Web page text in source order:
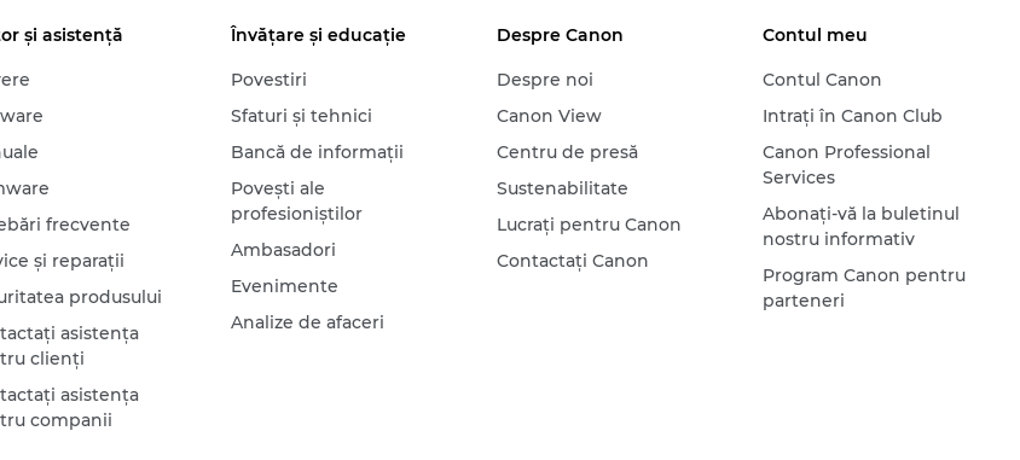
şi asistenţă
frecvente
şi reparaţii
produsului
asistenţa
clienţi
asistenţa
companii
Învăţare şi educaţie
Povestiri
Sfaturi şi tehnici
Bancă de informaţii
Poveşti ale
profesioniştilor
Ambasadori
Evenimente
Analize de afaceri
Despre Canon
Despre noi
Canon View
Centru de presă
Sustenabilitate
Lucraţi pentru Canon
Contactaţi Canon
Contul meu
Contul Canon
Intraţi în Canon Club
Canon Professional
Services
Abonaţi-vă la buletinul
nostru informativ
Program Canon pentru
parteneri